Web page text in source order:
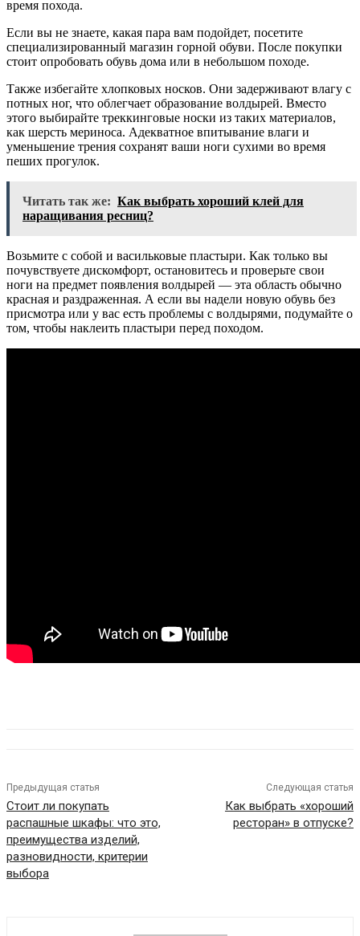
время похода.
Если вы не знаете, какая пара вам подойдет, посетите
специализированный магазин горной обуви. После покупки
стоит опробовать обувь дома или в небольшом походе.
Также избегайте хлопковых носков. Они задерживают влагу с
потных ног, что облегчает образование волдырей. Вместо
этого выбирайте треккинговые носки из таких материалов,
как шерсть мериноса. Адекватное впитывание влаги и
уменьшение трения сохранят ваши ноги сухими во время
пеших прогулок.
Читать так же: Как выбрать хороший клей для
наращивания ресниц?
Возьмите с собой и васильковые пластыри. Как только вы
почувствуете дискомфорт, остановитесь и проверьте свои
ноги на предмет появления волдырей — эта область обычно
красная и раздраженная. А если вы надели новую обувь без
присмотра или у вас есть проблемы с волдырями, подумайте о
том, чтобы наклеить пластыри перед походом.
Предыдущая статья
Стоит ли покупать
распашные шкафы: что это,
преимущества изделий,
разновидности, критерии
выбора
Следующая статья
Как выбрать «хороший
ресторан» в отпуске?